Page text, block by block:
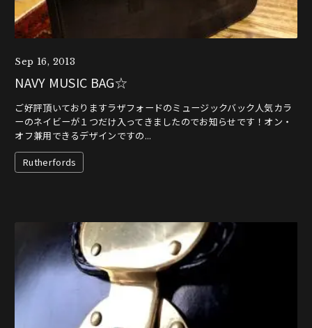
Sep 16, 2013
NAVY MUSIC BAG☆
ご好評頂いておりますラザフォードのミュージックバック人気カラ
ーのネイビーが１つだけ入ってきましたのでお知らせです！オン・
オフ兼用できるデザインですの...
Rutherfords